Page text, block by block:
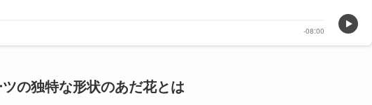
の独特な形状のあだ花とは